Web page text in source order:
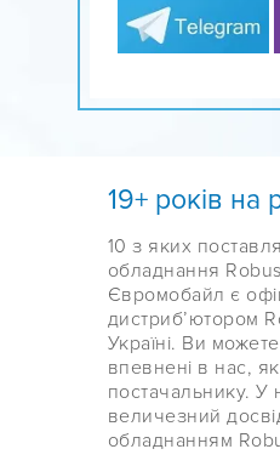
19+ років на
10 з яких
обладнання
Євромобайл є
дистрибʼютором
Україні. Ви
впевнені в нас,
постачальнику. У
величезний
обладнанням